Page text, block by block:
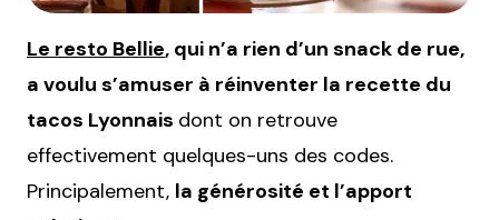
Le resto Bellie, qui n’a rien d’un snack de rue,
a voulu s’amuser à réinventer la recette du
tacos Lyonnais dont on retrouve
effectivement quelques-uns des codes.
Principalement, la générosité et l’apport